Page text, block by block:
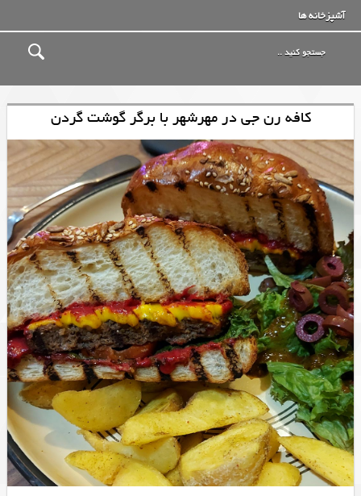
آشپزخانه ها
کافه رن جی در مهرشهر با برگر گوشت گردن